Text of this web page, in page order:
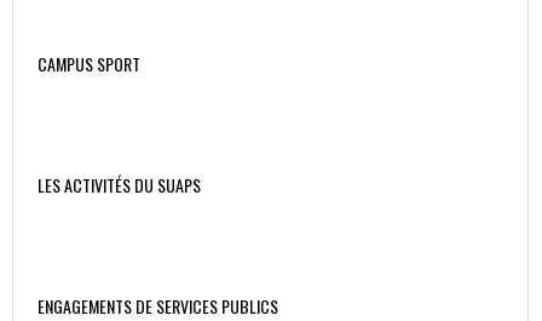
CAMPUS SPORT
LES ACTIVITÉS DU SUAPS
ENGAGEMENTS DE SERVICES PUBLICS